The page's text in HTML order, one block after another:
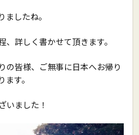
したね。
詳しく書かせて頂きます。
の皆様、ご無事に日本へお帰り
す。
いました！